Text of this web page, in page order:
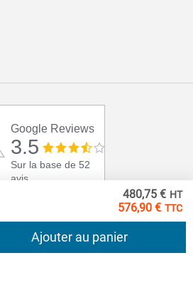
576,90 €
480,75 €
Ajouter au panier
Google Reviews
3.5
Sur la base de 52
avis